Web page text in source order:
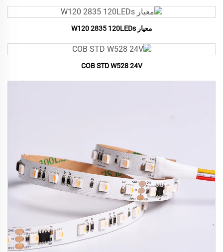
معيار W120 2835 120LEDs
COB STD W528 24V